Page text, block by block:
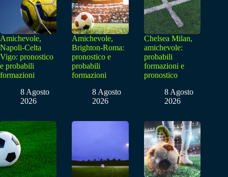
Amichevole,
Napoli-Celta
Vigo: pronostico
e probabili
formazioni
8 Agosto
2026
Amichevole,
Brighton-Roma:
pronostico e
probabili
formazioni
8 Agosto
2026
Chelsea Milan,
amichevole:
probabili
formazioni e
pronostico
8 Agosto
2026